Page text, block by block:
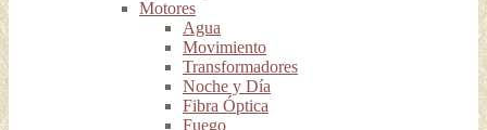
Motores
Agua
Movimiento
Transformadores
Noche y Día
Fibra Óptica
Fuego